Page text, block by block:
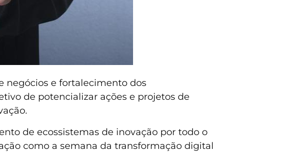
negócios e fortalecimento dos
de potencializar ações e projetos de
de ecossistemas de inovação por todo o
como a semana da transformação digital